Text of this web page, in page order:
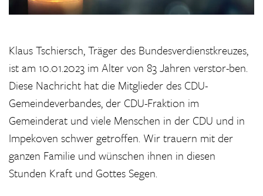
Klaus Tschiersch, Träger des Bundesverdienstkreuzes,
ist am 10.01.2023 im Alter von 83 Jahren verstor-ben.
Diese Nachricht hat die Mitglieder des CDU-
Gemeindeverbandes, der CDU-Fraktion im
Gemeinderat und viele Menschen in der CDU und in
Impekoven schwer getroffen. Wir trauern mit der
ganzen Familie und wünschen ihnen in diesen
Stunden Kraft und Gottes Segen.